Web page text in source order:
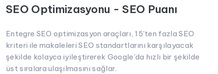
SEO Optimizasyonu - SEO Puanı
Entegre SEO optimizasyon araçları, 15'ten fazla SEO
kriteri ile makaleleri SEO standartlarını karşılayacak
şekilde kolayca iyileştirerek Google'da hızlı bir şekilde
üst sıralara ulaşılmasını sağlar.